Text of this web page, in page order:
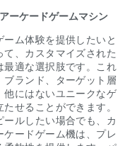
ーケードゲームマシン
ム体験を提供したいと
、カスタマイズされた
最適な選択肢です。これ
ブランド、ターゲット層
他にはないユニークなゲ
せることができます。
ルしたい場合でも、カ
ードゲーム機は、プレ